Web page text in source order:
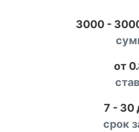
3000 -
от
7 - 30
срок